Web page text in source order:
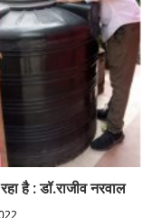
है : डॉ.राजीव नरवाल